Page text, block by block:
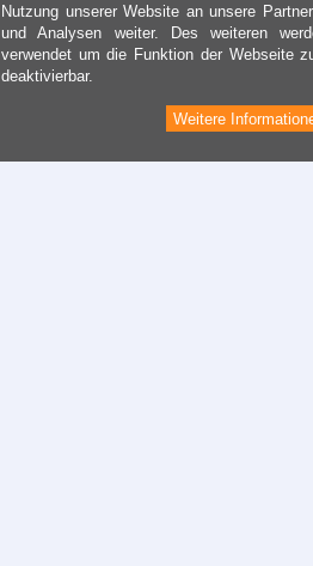
Nutzung unserer Website an unsere
und Analysen weiter. Des weiteren
verwendet um die Funktion der Webseite
deaktivierbar.
Weitere